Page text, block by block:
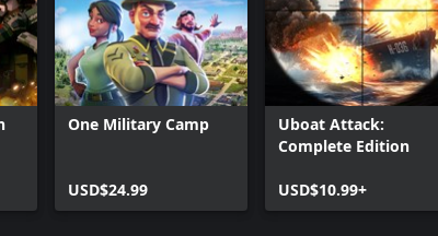
One Military Camp
USD$24.99
Uboat Attack:
Complete Edition
USD$10.99+